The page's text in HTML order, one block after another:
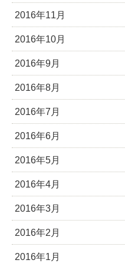
2016年11月
2016年10月
2016年9月
2016年8月
2016年7月
2016年6月
2016年5月
2016年4月
2016年3月
2016年2月
2016年1月